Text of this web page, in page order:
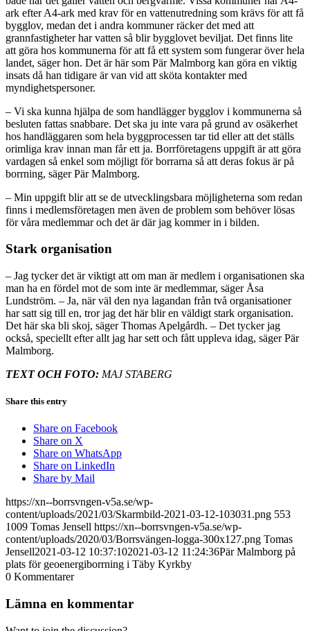
ark efter A4-ark med krav för en vattenutredning som krävs för att få
bygglov, medan det i andra kommuner räcker det med att
grannfastigheter har vatten så blir bygglovet beviljat. Det finns lite
att göra hos kommunerna för att få ett system som fungerar över hela
landet, säger hon. Det är här som Pär Malmborg kan göra en viktig
insats då han tidigare är van vid att sköta kontakter med
myndighetspersoner.
– Vi ska kunna hjälpa de som handlägger bygglov i kommunerna så
besluten fattas snabbare. Det ska ju inte vara på grund av osäkerhet
hos handläggaren som hela byggprocessen tar tid eller att det ställs
orimliga krav innan man får ett ja. Borrföretagens uppgift är att göra
vardagen så enkel som möjligt för borrarna så att deras fokus är på
borrning, säger Pär Malmborg.
– Min uppgift blir att se de utvecklingsbara möjligheterna som redan
finns i medlemsföretagen men även de problem som behöver lösas
för våra medlemmar och det är där jag kommer in i bilden.
Stark organisation
– Jag tycker det är viktigt att om man är medlem i organisationen ska
man ha en fördel mot de som inte är medlemmar, säger Åsa
Lundström. – Ja, när väl den nya lagandan från två organisationer
har satt sig till en, tror jag det här blir en väldigt stark organisation.
Det här ska bli skoj, säger Thomas Apelgårdh. – Det tycker jag
också, speciellt efter allt jag har sett och fått uppleva idag, säger Pär
Malmborg.
TEXT OCH FOTO: MAJ STABERG
Share this entry
Share on Facebook
Share on X
Share on WhatsApp
Share on LinkedIn
Share by Mail
https://xn--borrsvngen-v5a.se/wp-
content/uploads/2021/03/Skarmbild-2021-03-12-103031.png 553
1009 Tomas Jensell https://xn--borrsvngen-v5a.se/wp-
content/uploads/2020/03/Borrsvängen-logga-300x127.png Tomas
Jensell2021-03-12 10:37:102021-03-12 11:24:36Pär Malmborg på
plats för geoenergiborrning i Täby Kyrkby
0 Kommentarer
Lämna en kommentar